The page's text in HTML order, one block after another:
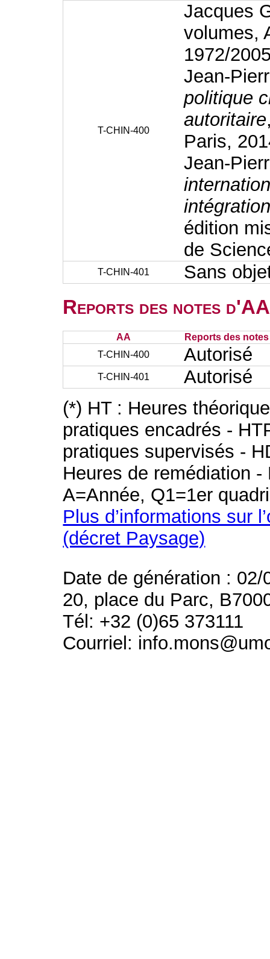
T-CHIN-400
Jacques
volumes,
1972/
Jean-
politique
autoritaire
Paris,
Jean-
édition
de
T-CHIN-401 Sans
Reports des notes
AA
Reports des
T-CHIN-400
Autorisé
T-CHIN-401
Autorisé
(*) HT : Heures
pratiques encadrés -
pratiques supervisés -
Heures de remédiation
A=Année, Q1=1er
Plus d’informations sur
(décret Paysage)
Date de génération : 02/
20, place du Parc,
Tél: +32 (0)65 373111
Courriel: